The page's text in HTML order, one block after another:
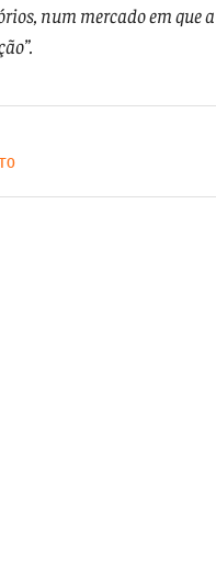
num mercado em